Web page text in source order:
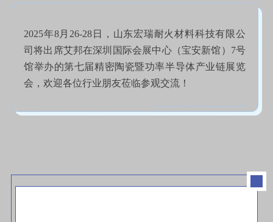
2025年8月26-28日，山东宏瑞耐火材料科技有限公
司将出席艾邦在深圳国际会展中心（宝安新馆）7号
馆举办的第七届精密陶瓷暨功率半导体产业链展览
会，欢迎各位行业朋友莅临参观交流！